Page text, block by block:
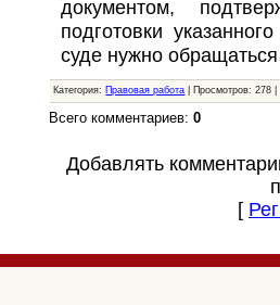
документом,
подготовки
суде нужно
Категория: Правовая работа | Просмотров: 278
Всего комментариев:0
Добавлять
[